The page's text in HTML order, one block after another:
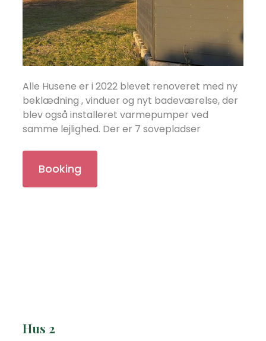
Alle Husene er i 2022 blevet renoveret med ny
beklædning , vinduer og nyt badeværelse, der
blev også installeret varmepumper ved
samme lejlighed. Der er 7 sovepladser
Booking
Hus 2